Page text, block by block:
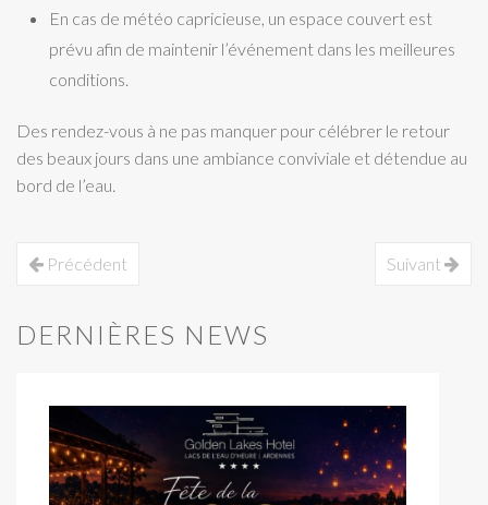
En cas de météo capricieuse, un espace couvert est
prévu afin de maintenir l’événement dans les meilleures
conditions.
Des rendez-vous à ne pas manquer pour célébrer le retour
des beaux jours dans une ambiance conviviale et détendue au
bord de l’eau.
Précédent Suivant
DERNIÈRES NEWS